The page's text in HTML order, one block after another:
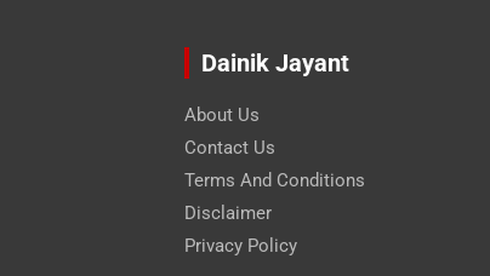
Dainik Jayant
About Us
Contact Us
Terms And Conditions
Disclaimer
Privacy Policy